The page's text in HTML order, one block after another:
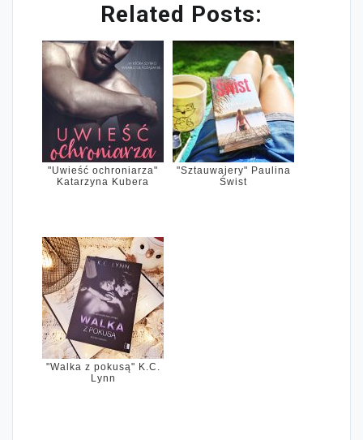
Related Posts:
"Uwieść ochroniarza"
Katarzyna Kubera
"Sztauwajery" Paulina
Świst
"Walka z pokusą" K.C.
Lynn